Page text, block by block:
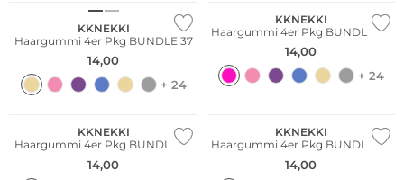
KKNEKKI
Haargummi 4er Pkg BUNDLE 37
14,00
+ 24
KKNEKKI
Haargummi 4er Pkg BUNDLE 44
14,00
+ 24
Multi Pack
KKNEKKI
Haargummi 4er Pkg BUNDLE 62
14,00
KKNEKKI
Haargummi 4er Pkg BUNDLE 58
14,00